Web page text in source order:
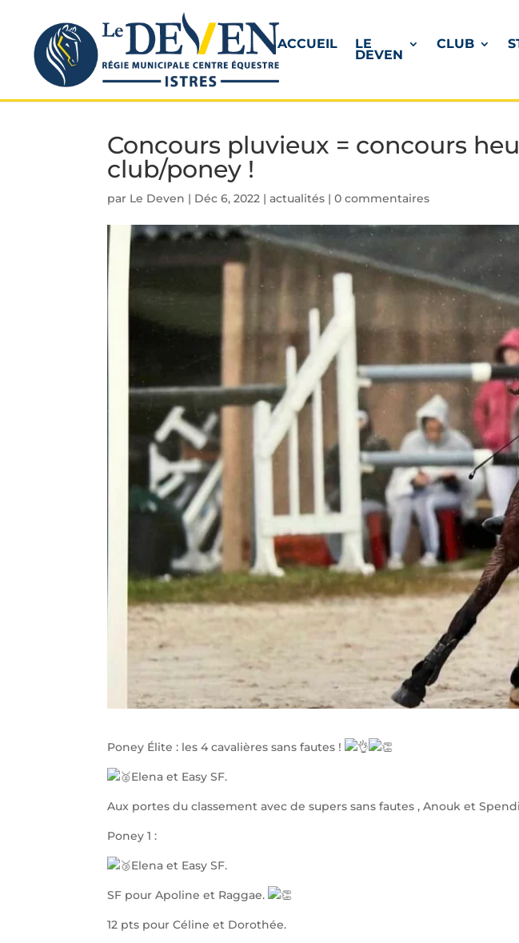
ACCUEIL LE
DEVEN
CLUB
Concours pluvieux = concours
club/poney !
par Le Deven | Déc 6, 2022 |actualités |0 commentaires
Poney Élite : les 4 cavalières sans fautes !
Elena et Easy SF.
Aux portes du classement avec de supers sans fautes , Anouk et
Poney 1 :
Elena et Easy SF.
SF pour Apoline et Raggae.
12 pts pour Céline et Dorothée.